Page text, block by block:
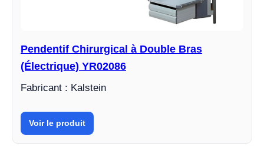
Pendentif Chirurgical à Double Bras
(Électrique) YR02086
Fabricant : Kalstein
Voir le produit